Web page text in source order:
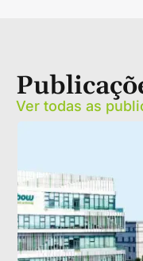
Ver todas as